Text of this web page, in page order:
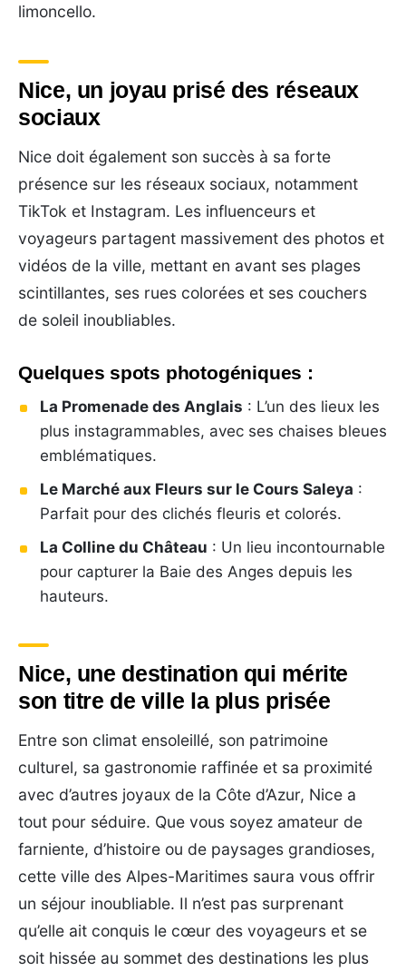
limoncello.
Nice, un joyau prisé des réseaux
sociaux
Nice doit également son succès à sa forte
présence sur les réseaux sociaux, notamment
TikTok et Instagram. Les influenceurs et
voyageurs partagent massivement des photos et
vidéos de la ville, mettant en avant ses plages
scintillantes, ses rues colorées et ses couchers
de soleil inoubliables.
Quelques spots photogéniques :
La Promenade des Anglais : L’un des lieux les
plus instagrammables, avec ses chaises bleues
emblématiques.
Le Marché aux Fleurs sur le Cours Saleya :
Parfait pour des clichés fleuris et colorés.
La Colline du Château : Un lieu incontournable
pour capturer la Baie des Anges depuis les
hauteurs.
Nice, une destination qui mérite
son titre de ville la plus prisée
Entre son climat ensoleillé, son patrimoine
culturel, sa gastronomie raffinée et sa proximité
avec d’autres joyaux de la Côte d’Azur, Nice a
tout pour séduire. Que vous soyez amateur de
farniente, d’histoire ou de paysages grandioses,
cette ville des Alpes-Maritimes saura vous offrir
un séjour inoubliable. Il n’est pas surprenant
qu’elle ait conquis le cœur des voyageurs et se
soit hissée au sommet des destinations les plus